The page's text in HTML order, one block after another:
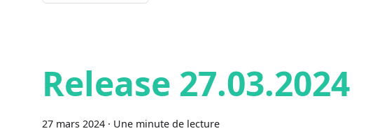
Release 27.03.2024
27 mars 2024 · Une minute de lecture